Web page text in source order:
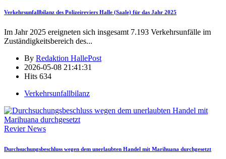
Verkehrsunfallbilanz des Polizeireviers Halle (Saale) für das Jahr 2025
Im Jahr 2025 ereigneten sich insgesamt 7.193 Verkehrsunfälle im
Zuständigkeitsbereich des...
By Redaktion HallePost
2026-05-08 21:41:31
Hits 634
Verkehrsunfallbilanz
Revier News
Durchsuchungsbeschluss wegen dem unerlaubten Handel mit Marihuana durchgesetzt